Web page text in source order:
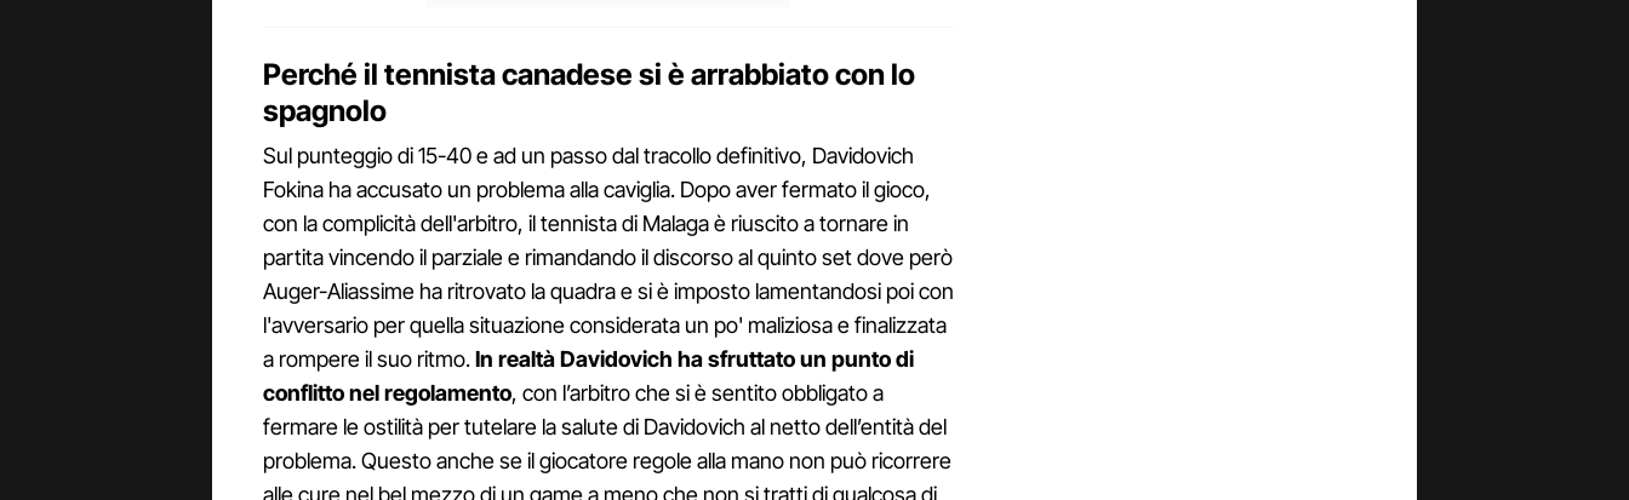
Perché il tennista canadese si è arrabbiato con lo
spagnolo
Sul punteggio di 15-40 e ad un passo dal tracollo definitivo, Davidovich
Fokina ha accusato un problema alla caviglia. Dopo aver fermato il gioco,
con la complicità dell'arbitro, il tennista di Malaga è riuscito a tornare in
partita vincendo il parziale e rimandando il discorso al quinto set dove però
Auger-Aliassime ha ritrovato la quadra e si è imposto lamentandosi poi con
l'avversario per quella situazione considerata un po' maliziosa e finalizzata
a rompere il suo ritmo.In realtà Davidovich ha sfruttato un punto di
conflitto nel regolamento, con l’arbitro che si è sentito obbligato a
fermare le ostilità per tutelare la salute di Davidovich al netto dell’entità del
problema. Questo anche se il giocatore regole alla mano non può ricorrere